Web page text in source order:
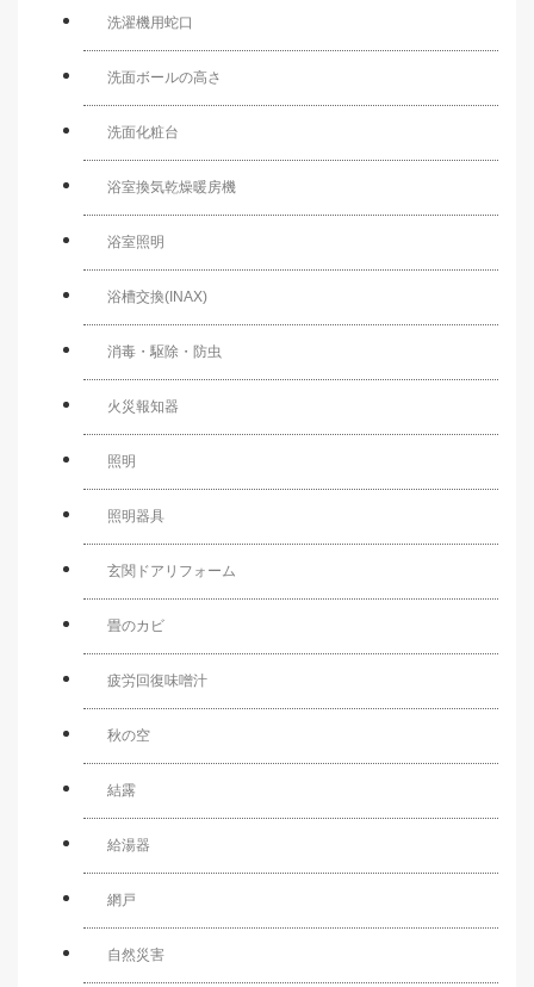
洗濯機用蛇口
洗面ボールの高さ
洗面化粧台
浴室換気乾燥暖房機
浴室照明
浴槽交換(INAX)
消毒・駆除・防虫
火災報知器
照明
照明器具
玄関ドアリフォーム
畳のカビ
疲労回復味噌汁
秋の空
結露
給湯器
網戸
自然災害